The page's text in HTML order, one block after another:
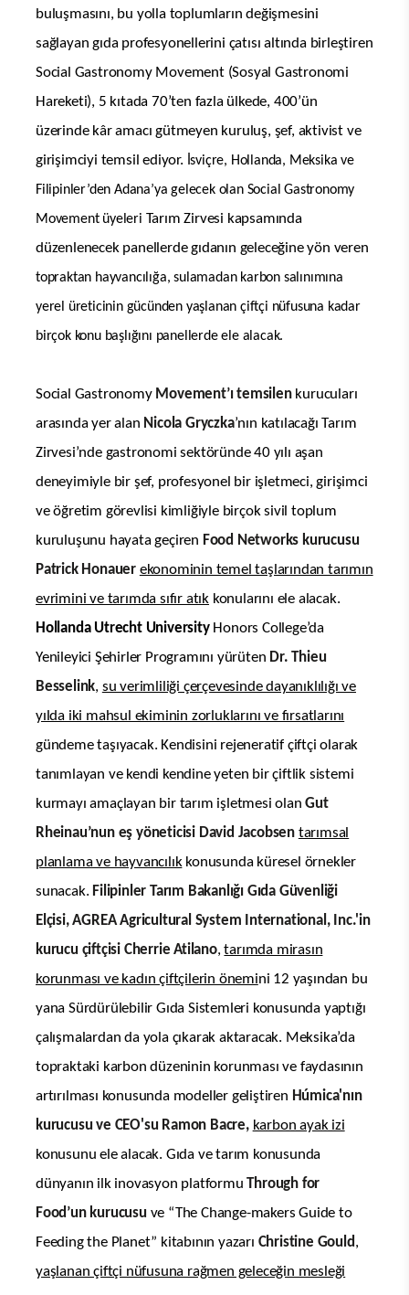
buluşmasını, bu yolla toplumların değişmesini
sağlayan gıda profesyonellerini çatısı altında birleştiren
Social Gastronomy Movement (Sosyal Gastronomi
Hareketi), 5 kıtada 70’ten fazla ülkede, 400’ün
üzerinde kâr amacı gütmeyen kuruluş, şef, aktivist ve
girişimciyi temsil ediyor. İsviçre, Hollanda, Meksika ve
Filipinler’den Adana’ya gelecek olan Social Gastronomy
Movement üyeleri Tarım Zirvesi kapsamında
düzenlenecek panellerde gıdanın geleceğine yön veren
topraktan hayvancılığa, sulamadan karbon salınımına
yerel üreticinin gücünden yaşlanan çiftçi nüfusuna kadar
birçok konu başlığını panellerde ele alacak.
Social Gastronomy Movement’ı temsilen kurucuları
arasında yer alan Nicola Gryczka’nın katılacağı Tarım
Zirvesi’nde gastronomi sektöründe 40 yılı aşan
deneyimiyle bir şef, profesyonel bir işletmeci, girişimci
ve öğretim görevlisi kimliğiyle birçok sivil toplum
kuruluşunu hayata geçiren Food Networks kurucusu
Patrick Honauer ekonominin temel taşlarından tarımın
evrimini ve tarımda sıfır atık konularını ele alacak.
Hollanda Utrecht UniversityHonors College’da
Yenileyici Şehirler Programını yürüten Dr. Thieu
Besselink, su verimliliği çerçevesinde dayanıklılığı ve
yılda iki mahsul ekiminin zorluklarını ve fırsatlarını
gündeme taşıyacak. Kendisini rejeneratif çiftçi olarak
tanımlayan ve kendi kendine yeten bir çiftlik sistemi
kurmayı amaçlayan bir tarım işletmesi olanGut
Rheinau’nun eş yöneticisi David Jacobsen tarımsal
planlama ve hayvancılıkkonusunda küresel örnekler
sunacak. Filipinler Tarım Bakanlığı Gıda Güvenliği
Elçisi, AGREA Agricultural System International, Inc.'in
kurucu çiftçisi Cherrie Atilano,tarımda mirasın
korunması ve kadın çiftçilerin önemini 12 yaşından bu
yana Sürdürülebilir Gıda Sistemleri konusunda yaptığı
çalışmalardan da yola çıkarak aktaracak. Meksika’da
topraktaki karbon düzeninin korunması ve faydasının
artırılması konusunda modeller geliştiren Húmica'nın
kurucusu ve CEO'su Ramon Bacre, karbon ayak izi
konusunu ele alacak. Gıda ve tarım konusunda
dünyanın ilk inovasyon platformuThrough for
Food’un kurucusu ve “The Change-makers Guide to
Feeding the Planet” kitabının yazarı Christine Gould,
yaşlanan çiftçi nüfusuna rağmen geleceğin mesleği